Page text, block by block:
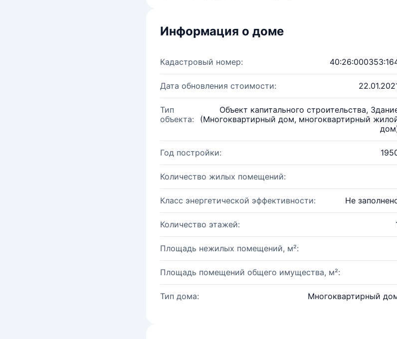
Информация о доме
Кадастровый номер:
Дата обновления стоимости:
Тип
объекта:
Объект капитального строительства,
(Многоквартирный дом, многоквартирный
Год постройки:
Количество жилых помещений:
Класс энергетической эффективности: Не
Количество этажей:
Площадь нежилых помещений, м²:
Площадь помещений общего имущества, м²:
Тип дома: Многоквартирный